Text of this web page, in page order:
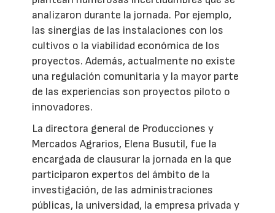
analizaron durante la jornada. Por ejemplo,
las sinergias de las instalaciones con los
cultivos o la viabilidad económica de los
proyectos. Además, actualmente no existe
una regulación comunitaria y la mayor parte
de las experiencias son proyectos piloto o
innovadores.
La directora general de Producciones y
Mercados Agrarios, Elena Busutil, fue la
encargada de clausurar la jornada en la que
participaron expertos del ámbito de la
investigación, de las administraciones
públicas, la universidad, la empresa privada y